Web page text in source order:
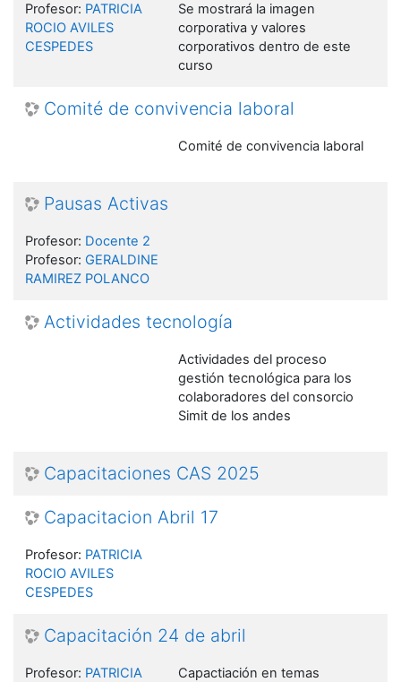
Se mostrará la imagen
corporativa y valores
corporativos dentro de este
curso
Profesor: PATRICIA
ROCIO AVILES
CESPEDES
Comité de convivencia laboral
Comité de convivencia laboral
Pausas Activas
Profesor: Docente 2
Profesor: GERALDINE
RAMIREZ POLANCO
Actividades tecnología
Actividades del proceso
gestión tecnológica para los
colaboradores del consorcio
Simit de los andes
Capacitaciones CAS 2025
Capacitacion Abril 17
Profesor: PATRICIA
ROCIO AVILES
CESPEDES
Capacitación 24 de abril
Capactiación en temas
Profesor: PATRICIA